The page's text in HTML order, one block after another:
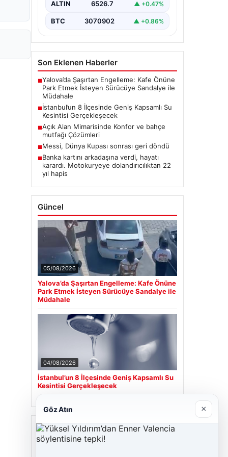
ALTIN 6526.7 ▲ +0.47%
BTC 3070902 ▲ +0.86%
Son Eklenen Haberler
■Yalova’da Şaşırtan Engelleme: Kafe Önüne
Park Etmek İsteyen Sürücüye Sandalye ile
Müdahale
■İstanbul’un 8 İlçesinde Geniş Kapsamlı Su
Kesintisi Gerçekleşecek
■Açık Alan Mimarisinde Konfor ve bahçe
mutfağı Çözümleri
■Messi, Dünya Kupası sonrası geri döndü
■Banka kartını arkadaşına verdi, hayatı
karardı. Motokuryeye dolandırıcılıktan 22
yıl hapis
Güncel
05/08/2026
Yalova’da Şaşırtan Engelleme: Kafe Önüne
Park Etmek İsteyen Sürücüye Sandalye ile
Müdahale
04/08/2026
İstanbul’un 8 İlçesinde Geniş Kapsamlı Su
Kesintisi Gerçekleşecek
Son Eklenen Firmalar
Göz Atın ×